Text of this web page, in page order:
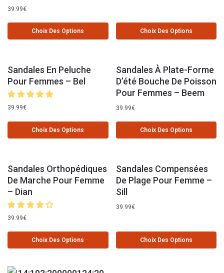
39.99€
Choix Des Options Choix Des Options
Sandales En Peluche
Pour Femmes – Bel
39.99€
Choix Des Options
Sandales À Plate-Forme
D’été Bouche De Poisson
Pour Femmes – Beem
39.99€
Choix Des Options
Sandales Orthopédiques
De Marche Pour Femme
– Dian
39.99€
Choix Des Options
Sandales Compensées
De Plage Pour Femme –
Sill
39.99€
Choix Des Options